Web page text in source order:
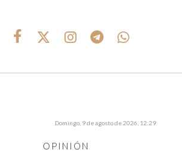
OPINIÓN
Domingo, 9 de agosto de 2026, 12:29